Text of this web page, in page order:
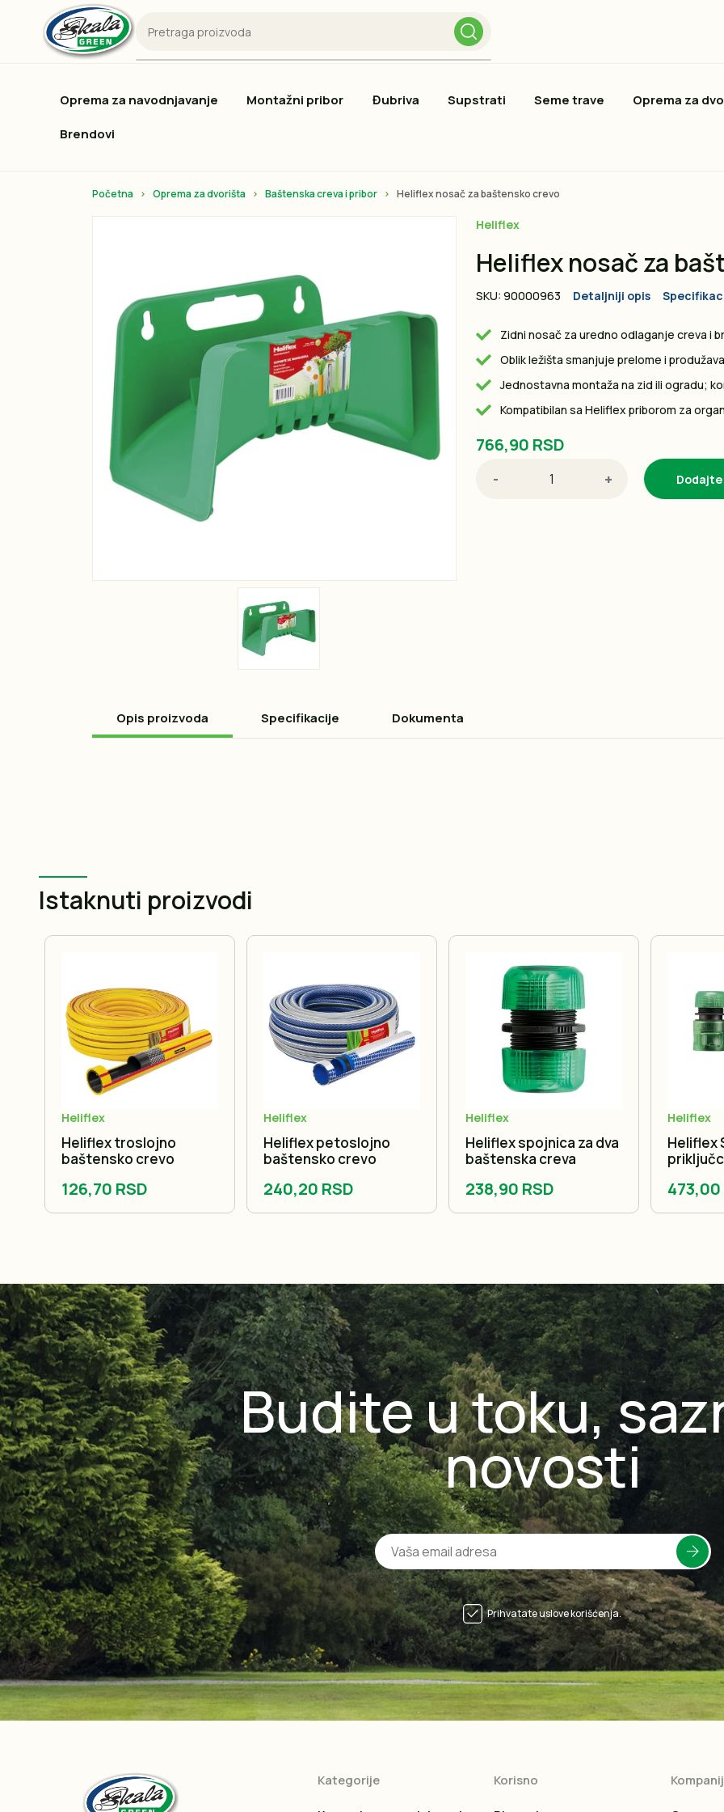
Oprema za navodnjavanje Montažni pribor Đubriva Supstrati Seme trave
Oprema za
Brendovi
Početna Oprema za dvorišta Baštenska creva i pribor Heliflex nosač za baštensko crevo
Heliflex
Heliflex nosač za
SKU: 90000963 Detaljniji opis
Zidni nosač za uredno odlaganje creva i
Oblik ležišta smanjuje prelome i
Jednostavna montaža na zid ili ogradu;
Kompatibilan sa Heliflex priborom za
766,90 RSD
- +
Opis proizvoda Specifikacije Dokumenta
Istaknuti proizvodi
Heliflex
Heliflex troslojno
baštensko crevo
126,70 RSD
Heliflex
Heliflex petoslojno
baštensko crevo
240,20 RSD
Heliflex
Heliflex spojnica za dva
baštenska creva
238,90 RSD
Heliflex
Heliflex
473,00
Budite u toku,
novosti
Prihvatate uslove korišćenja.
Kategorije Korisno